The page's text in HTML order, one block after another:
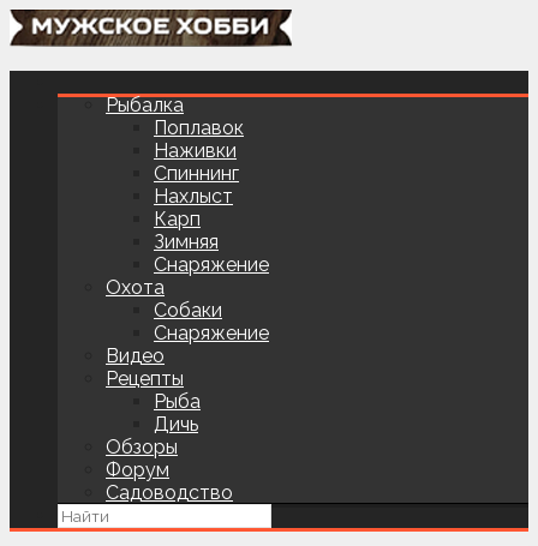
Рыбалка
Поплавок
Наживки
Спиннинг
Нахлыст
Карп
Зимняя
Снаряжение
Охота
Собаки
Снаряжение
Видео
Рецепты
Рыба
Дичь
Обзоры
Форум
Садоводство